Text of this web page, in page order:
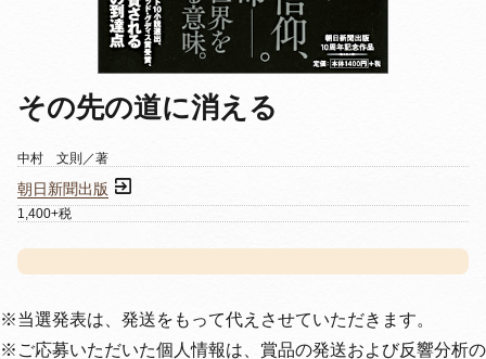
その先の道に消える
中村 文則／著
朝日新聞出版
1,400+税
※当選発表は、発送をもって代えさせていただきます。
※ご応募いただいた個人情報は、賞品の発送および反響分析の